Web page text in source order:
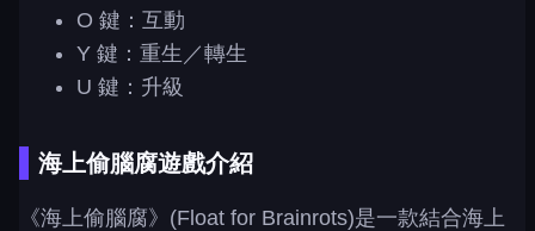
O 鍵：互動
Y 鍵：重生／轉生
U 鍵：升級
海上偷腦腐遊戲介紹
《海上偷腦腐》(Float for Brainrots)是一款結合海上